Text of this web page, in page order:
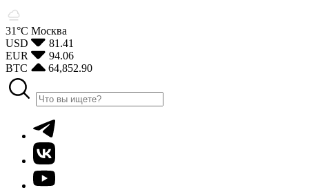
31°С Москва
USD
81.41
EUR
94.06
BTC
64,852.90